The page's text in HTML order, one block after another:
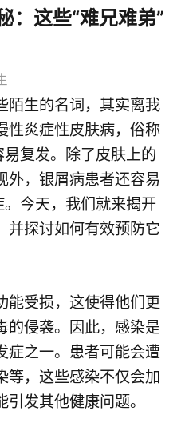
：这些“难兄难弟”
陌生的名词，其实离我
性炎症性皮肤病，俗称
易复发。除了皮肤上的
外，银屑病患者还容易
。今天，我们就来揭开
并探讨如何有效预防它
能受损，这使得他们更
的侵袭。因此，感染是
症之一。患者可能会遭
等，这些感染不仅会加
发其他健康问题。